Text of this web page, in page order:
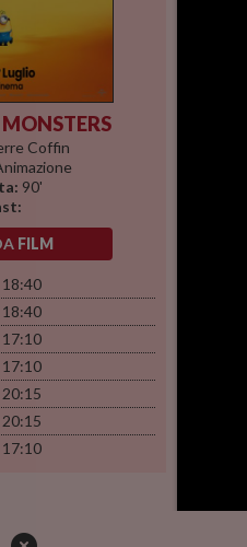
Coffin
90'
FILM
18:40
18:40
17:10
17:10
20:15
20:15
17:10
OPERE